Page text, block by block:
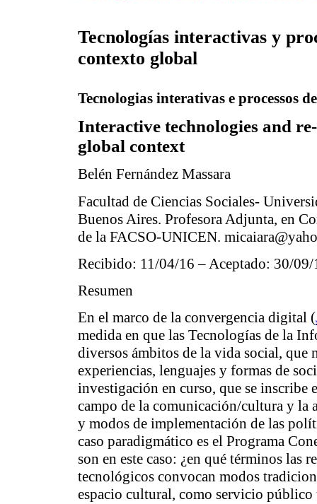
Tecnologías interactivas y
contexto global
Tecnologias interativas e processos
Interactive technologies and
global context
Belén Fernández Massara
Facultad de Ciencias Sociales-
Buenos Aires. Profesora Adjunta, en
de la FACSO-UNICEN.
Recibido: 11/04/16 – Aceptado: 30/09/
Resumen
En el marco de la convergencia digital (
medida en que las Tecnologías de la
diversos ámbitos de la vida social, que
experiencias, lenguajes y formas de
investigación en curso, que se
campo de la comunicación/cultura y la
y modos de implementación de las
caso paradigmático es el Programa
son en este caso: ¿en qué términos las
tecnológicos convocan modos
espacio cultural, como servicio público